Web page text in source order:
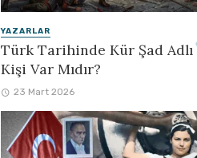
YAZARLAR
Türk Tarihinde Kür Şad
Kişi Var Mıdır?
23 Mart 2026